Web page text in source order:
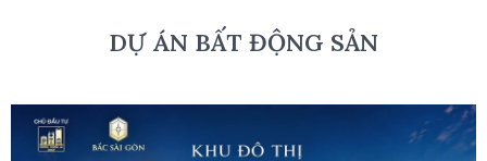
DỰ ÁN BẤT ĐỘNG SẢN